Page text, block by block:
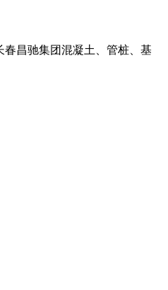
春昌驰集团混凝土、管桩、基